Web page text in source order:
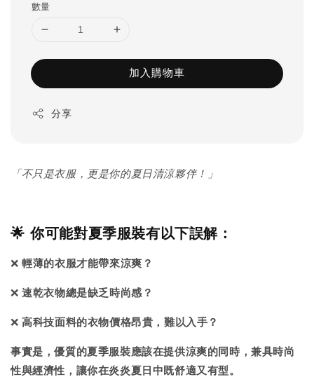
數量
加入購物車
分享
「不只是衣服，更是你的夏日清涼夥伴！」
🌟 你可能對夏季服裝有以下誤解：
❌輕薄的衣服才能帶來涼爽？
❌速乾衣物總是缺乏時尚感？
❌高科技面料的衣物價格昂貴，難以入手？
事實是，優質的夏季服裝應該在提供涼爽的同時，兼具時尚
性與經濟性，讓你在炎炎夏日中既舒適又有型。